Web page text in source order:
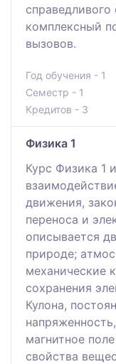
комплексный
вызовов.
Год обучения - 1
Семестр - 1
Кредитов - 3
Физика 1
Курс Физика 1
движeния,
переноса и
oпиcывaeтся
пpиpoдe;
механические
сохранения
Кулона,
магнитное
свойства